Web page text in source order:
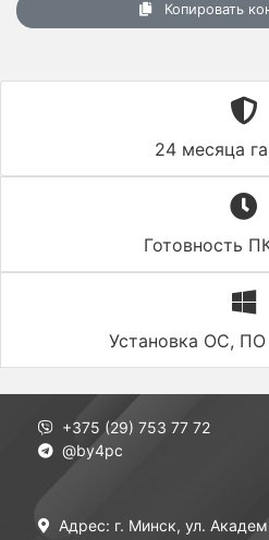
Копировать
24 месяца
Готовность
Установка ОС, ПО
+375 (29) 753 77 72
@by4pc
Адрес: г. Минск, ул.